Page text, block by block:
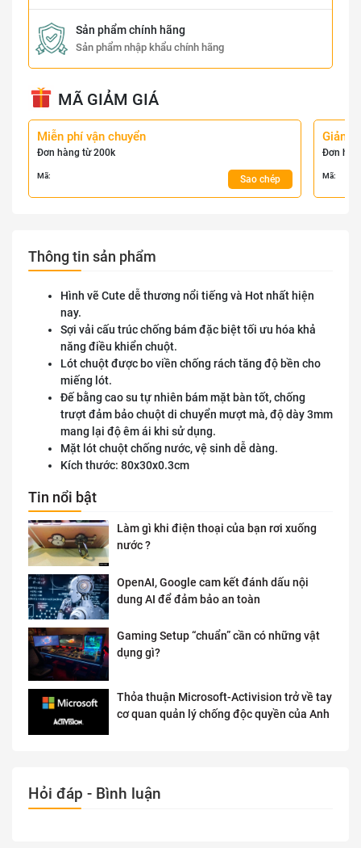
Sản phẩm chính hãng
Sản phẩm nhập khẩu chính hãng
MÃ GIẢM GIÁ
Miễn phí vận chuyển
Đơn hàng từ 200k
Mã: Sao chép
Giảm
Đơn
Mã:
Thông tin sản phẩm
Hình vẽ Cute dễ thương nổi tiếng và Hot nhất hiện
nay.
Sợi vải cấu trúc chống bám đặc biệt tối ưu hóa khả
năng điều khiển chuột.
Lót chuột được bo viền chống rách tăng độ bền cho
miếng lót.
Đế bằng cao su tự nhiên bám mặt bàn tốt, chống
trượt đảm bảo chuột di chuyển mượt mà, độ dày 3mm
mang lại độ êm ái khi sử dụng.
Mặt lót chuột chống nước, vệ sinh dễ dàng.
Kích thước: 80x30x0.3cm
Tin nổi bật
Làm gì khi điện thoại của bạn rơi xuống
nước ?
OpenAI, Google cam kết đánh dấu nội
dung AI để đảm bảo an toàn
Gaming Setup “chuẩn” cần có những vật
dụng gì?
Thỏa thuận Microsoft-Activision trở về tay
cơ quan quản lý chống độc quyền của Anh
Hỏi đáp - Bình luận